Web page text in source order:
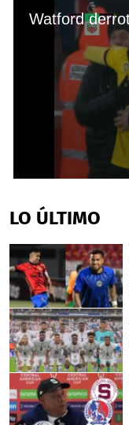
of
1
0
LO ÚLTIMO